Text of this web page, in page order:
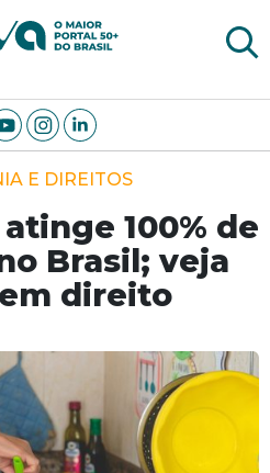
Viva Notícias
E DIREITOS
100% de
Brasil; veja
direito